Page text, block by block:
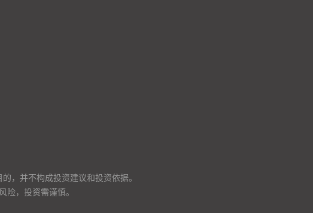
，并不构成投资建议和投资依据。
，投资需谨慎。